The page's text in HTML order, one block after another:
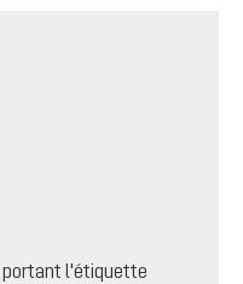
portant l'étiquette